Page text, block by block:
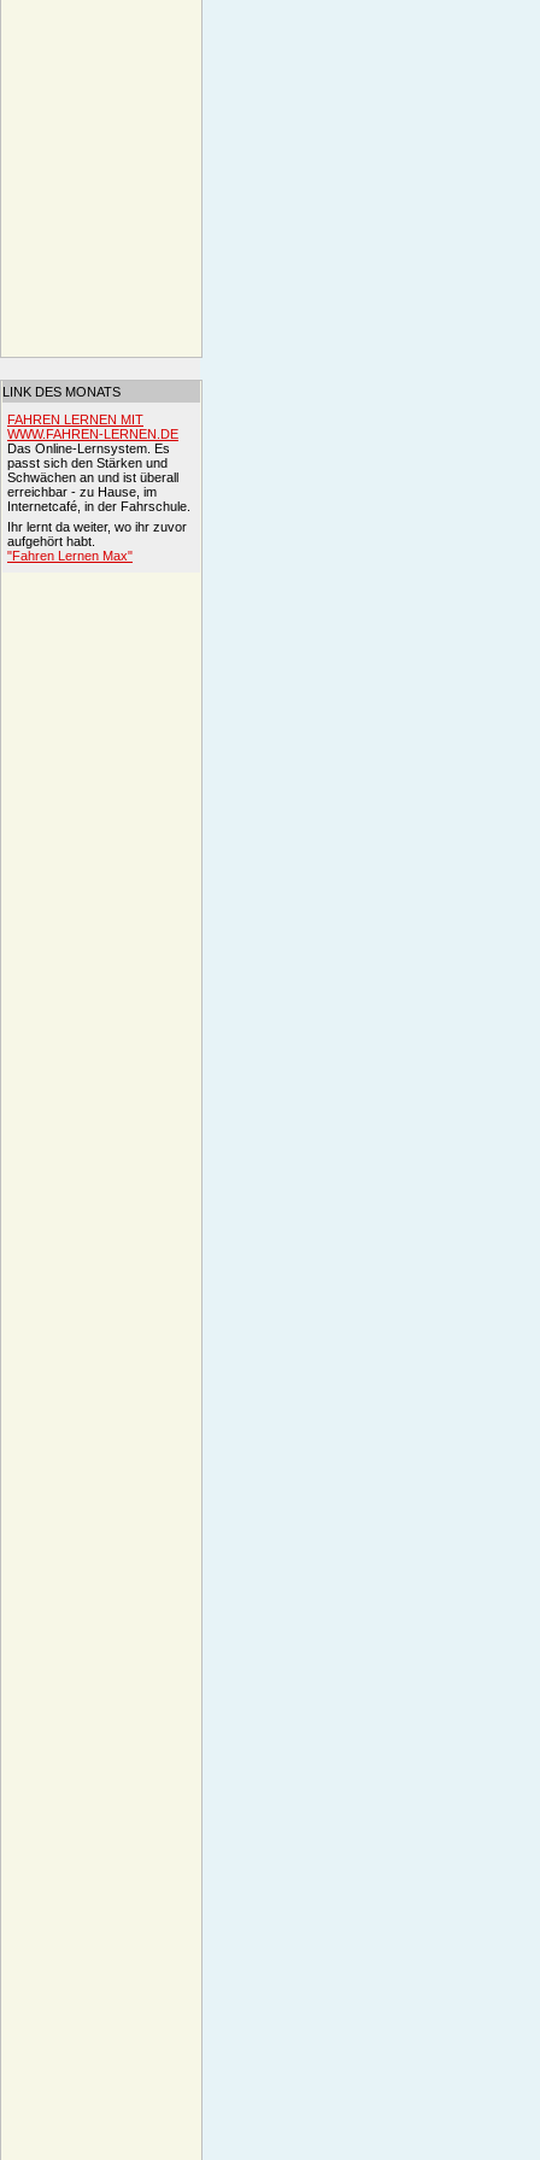
LINK DES MONATS
FAHREN LERNEN MIT
WWW.FAHREN-LERNEN.DE
Das Online-Lernsystem. Es
passt sich den Stärken und
Schwächen an und ist überall
erreichbar - zu Hause, im
Internetcafé, in der Fahrschule.
Ihr lernt da weiter, wo ihr zuvor
aufgehört habt.
"Fahren Lernen Max"